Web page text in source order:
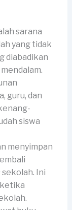
sarana
yang tidak
diabadikan
guru, dan
siswa
menyimpan
Ini